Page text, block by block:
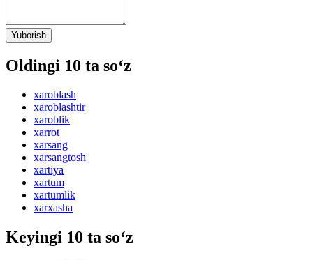
Yuborish
Oldingi 10 ta so‘z
xaroblash
xaroblashtir
xaroblik
xarrot
xarsang
xarsangtosh
xartiya
xartum
xartumlik
xarxasha
Keyingi 10 ta so‘z